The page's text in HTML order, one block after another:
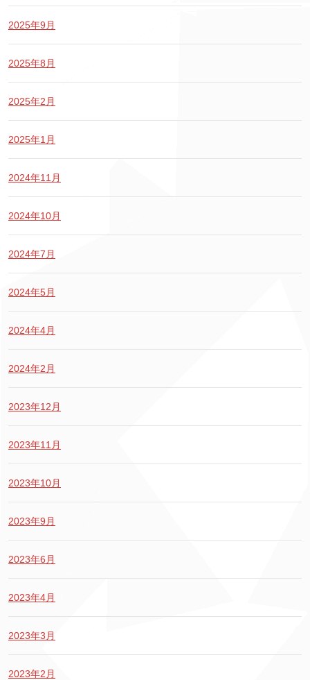
2025年9月
2025年8月
2025年2月
2025年1月
2024年11月
2024年10月
2024年7月
2024年5月
2024年4月
2024年2月
2023年12月
2023年11月
2023年10月
2023年9月
2023年6月
2023年4月
2023年3月
2023年2月